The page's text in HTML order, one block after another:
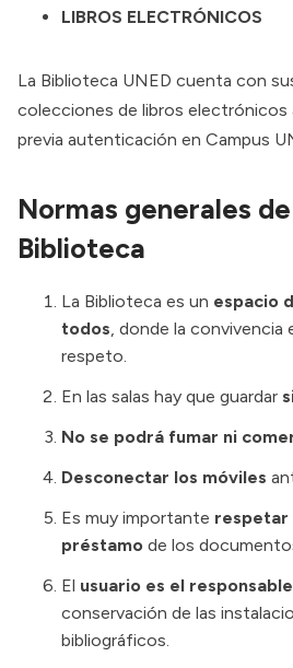
LIBROS ELECTRÓNICOS
La Biblioteca UNED cuenta con
colecciones de libros electrónicos
previa autenticación en Campus
Normas generales
Biblioteca
La Biblioteca es un espacio
todos , donde la convivencia
respeto.
En las salas hay que guardar
No se podrá fumar ni
Desconectar los móviles
Es muy importante respetar
préstamo de los
El usuario es el
conservación de las
bibliográficos.